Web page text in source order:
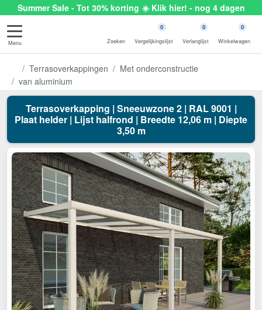
Summer Sale - Tot 30% korting ☀️ Klik hier! - nog 4 dagen
Menu Zoeken
0
Vergelijkingslijst
0
Verlanglijst
0
Winkelwagen
Terrasoverkappingen
Met onderconstructie
van aluminium
Terrasoverkapping | Sneeuwzone 2 | RAL 9001 |
Plaat helder | Lijst halfrond | Breedte 12,06 m | Diepte
3,50 m